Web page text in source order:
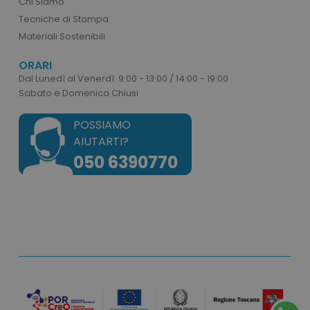
Tecniche di Stampa
Materiali Sostenibili
ORARI
Dal Lunedì al Venerdì: 9:00 - 13:00 / 14:00 - 19:00
Sabato e Domenica Chiusi
POSSIAMO
AIUTARTI?
050 6390770
necessari.
Nome
utm_campaign
recently_viewed_product_previous
Adobe Inc.